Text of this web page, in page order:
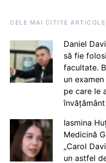
CELE MAI CITITE ARTICOLE
Daniel
să fie
facultate.
un
pe care le
Iasmina
Medicină
„Carol
un astfel